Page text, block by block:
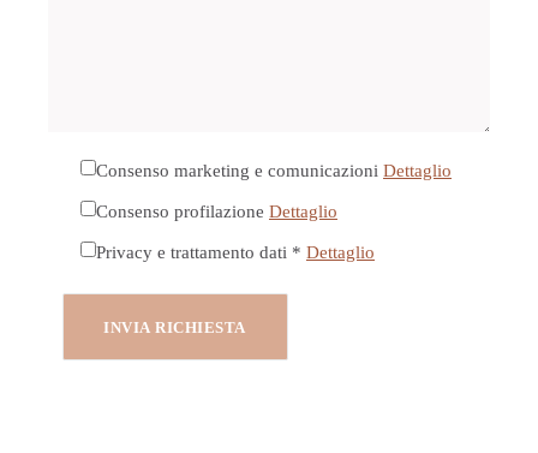
Consenso marketing e comunicazioni Dettaglio
Consenso profilazione Dettaglio
Privacy e trattamento dati * Dettaglio